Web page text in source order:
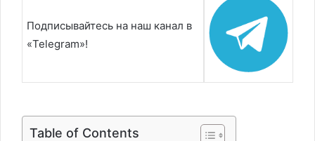
Подписывайтесь на наш канал в
«Telegram»!
Table of Contents